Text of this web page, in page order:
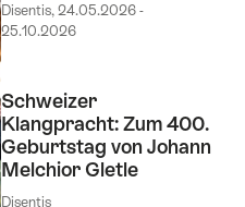
Disentis, 24.05.2026 -
25.10.2026
Schweizer
Klangpracht: Zum 400.
Geburtstag von Johann
Melchior Gletle
Disentis